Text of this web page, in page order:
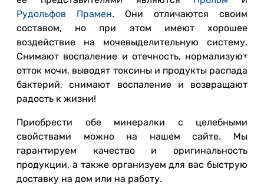
Рудольфов Прамен. Они отличаются своим
составом, но при этом имеют хорошее
воздействие на мочевыделительную систему.
Снимают воспаление и отечность, нормализуют
отток мочи, выводят токсины и продукты распада
бактерий, снимают воспаление и возвращают
радость к жизни!
Приобрести обе минералки с целебными
свойствами можно на нашем сайте. Мы
гарантируем качество и оригинальность
продукции, а также организуем для вас быструю
доставку на дом или на работу.